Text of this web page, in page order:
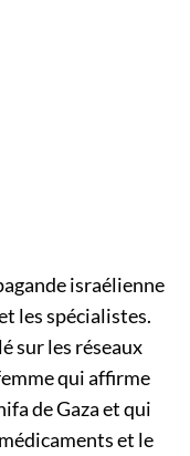
israélienne
les spécialistes.
sur les réseaux
qui affirme
de Gaza et qui
et le